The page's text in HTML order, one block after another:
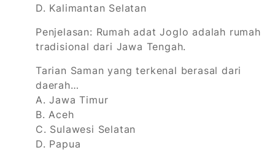
D. Kalimantan Selatan
Penjelasan: Rumah adat Joglo adalah rumah
tradisional dari Jawa Tengah.
Tarian Saman yang terkenal berasal dari
daerah…
A. Jawa Timur
B. Aceh
C. Sulawesi Selatan
D. Papua